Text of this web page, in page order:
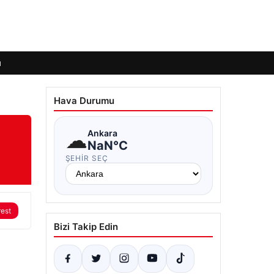
Hava Durumu
☁Ankara
NaN°C
ŞEHIR SEÇ
Bizi Takip Edin